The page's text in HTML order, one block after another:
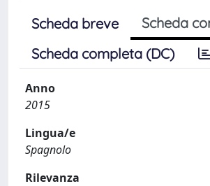
Scheda breve
Scheda
Scheda completa (DC)
Anno
2015
Lingua/e
Spagnolo
Rilevanza